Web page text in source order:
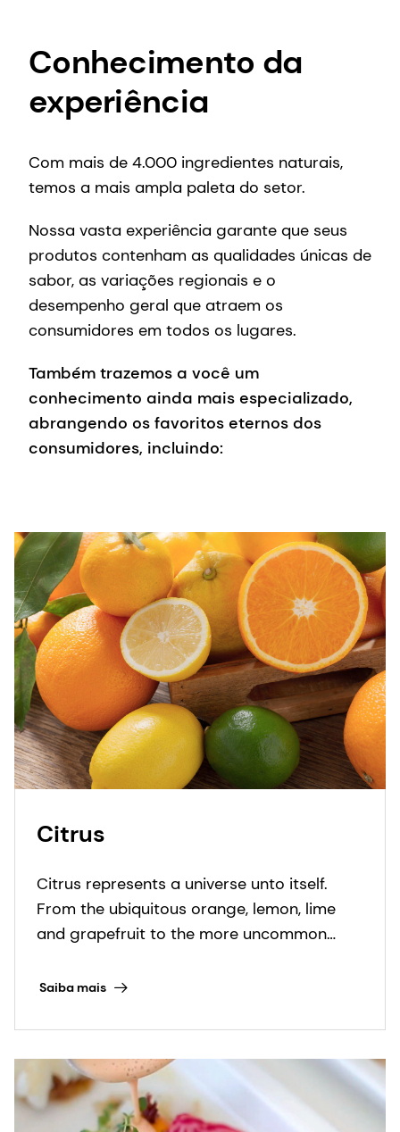
temos a mais ampla paleta do setor.
Nossa vasta experiência garante que seus
sabor, as variações regionais e o
desempenho geral que atraem os
Também trazemos a você um
conhecimento ainda mais especializado,
abrangendo os favoritos eternos dos
consumidores, incluindo:
Citrus
Citrus represents a universe unto itself.
From the ubiquitous orange, lemon, lime
mandarin, clementine, yuzu and tangerine,